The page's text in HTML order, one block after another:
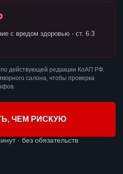
с вредом здоровью - ст. 6.3
действующей редакции КоАП РФ.
салона, чтобы проверка
ЧЕМ РИСКУЮ
· без обязательств